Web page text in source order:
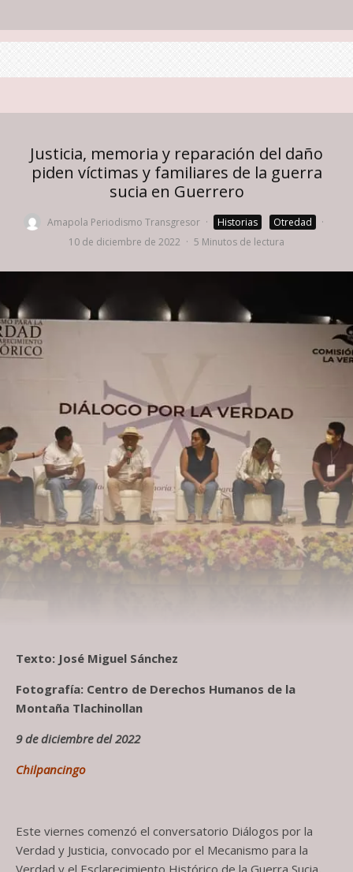
Justicia, memoria y reparación del daño
piden víctimas y familiares de la guerra
sucia en Guerrero
Amapola Periodismo Transgresor · Historias Otredad
·
10 de diciembre de 2022 · 5 Minutos de lectura
Texto: José Miguel Sánchez
Fotografía: Centro de Derechos Humanos de la
Montaña Tlachinollan
9 de diciembre del 2022
Chilpancingo
Este viernes comenzó el conversatorio Diálogos por la
Verdad y Justicia, convocado por el Mecanismo para la